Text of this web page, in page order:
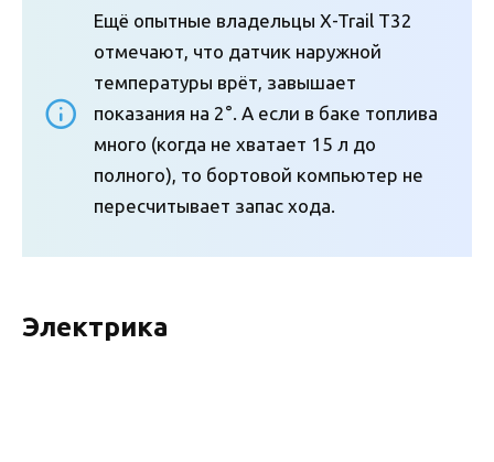
Ещё опытные владельцы X-Trail Т32
отмечают, что датчик наружной
температуры врёт, завышает
показания на 2°. А если в баке топлива
много (когда не хватает 15 л до
полного), то бортовой компьютер не
пересчитывает запас хода.
Электрика